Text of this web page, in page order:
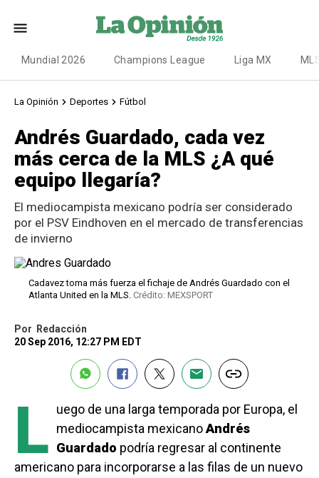
Mundial 2026 Champions League Liga MX
La Opinión Deportes Fútbol
Andrés Guardado, cada vez
más cerca de la MLS ¿A qué
equipo llegaría?
El mediocampista mexicano podría ser considerado
por el PSV Eindhoven en el mercado de transferencias
de invierno
Cadavez toma más fuerza el fichaje de Andrés Guardado con el
Atlanta United en la MLS. Crédito: MEXSPORT
Por
Redacción
20 Sep 2016, 12:27 PM EDT
L uego de una larga temporada por Europa, el
mediocampista mexicanoAndrés
Guardado podría regresar al continente
americano para incorporarse a las filas de un nuevo